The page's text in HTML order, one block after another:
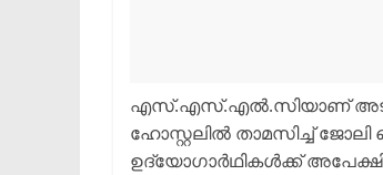
എസ്.എസ്.എൽ.സിയാണ്
ഹോസ്റ്റലിൽ താമസിച്ച്
ഉദ്യോഗാർഥികൾക്ക്